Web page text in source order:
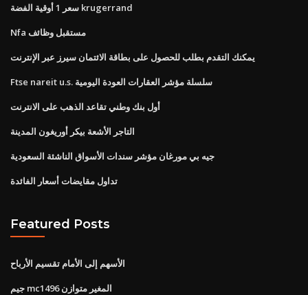
سعر 1 أوقية الفضة krugerrand
Nfa مستقبل وظائف
يمكنك التقدم بطلب للحصول على بطاقة الائتمان سيرز عبر الإنترنت
Ftse nareit u.s. سلسلة مؤشر العقارات العودة اليومية
أول بنك وطني تقاعد الذهب على الانترنت
التاجر الأشعة بيكر أوريغون المدينة
جيه بي مورغان مؤشر سندات الأسواق الناشئة السعودية
تداول مقايضات أسعار الفائدة
Featured Posts
الأسهم إلى الأمام تقسيم الأرباح
جيم mc1496 المغير متوازن